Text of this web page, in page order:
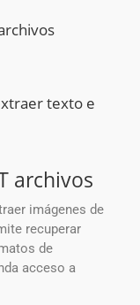
texto e
archivos
imágenes de
recuperar
de
acceso a